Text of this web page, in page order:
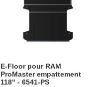
E-Floor pour RAM
ProMaster empattement
118" - 6541-PS